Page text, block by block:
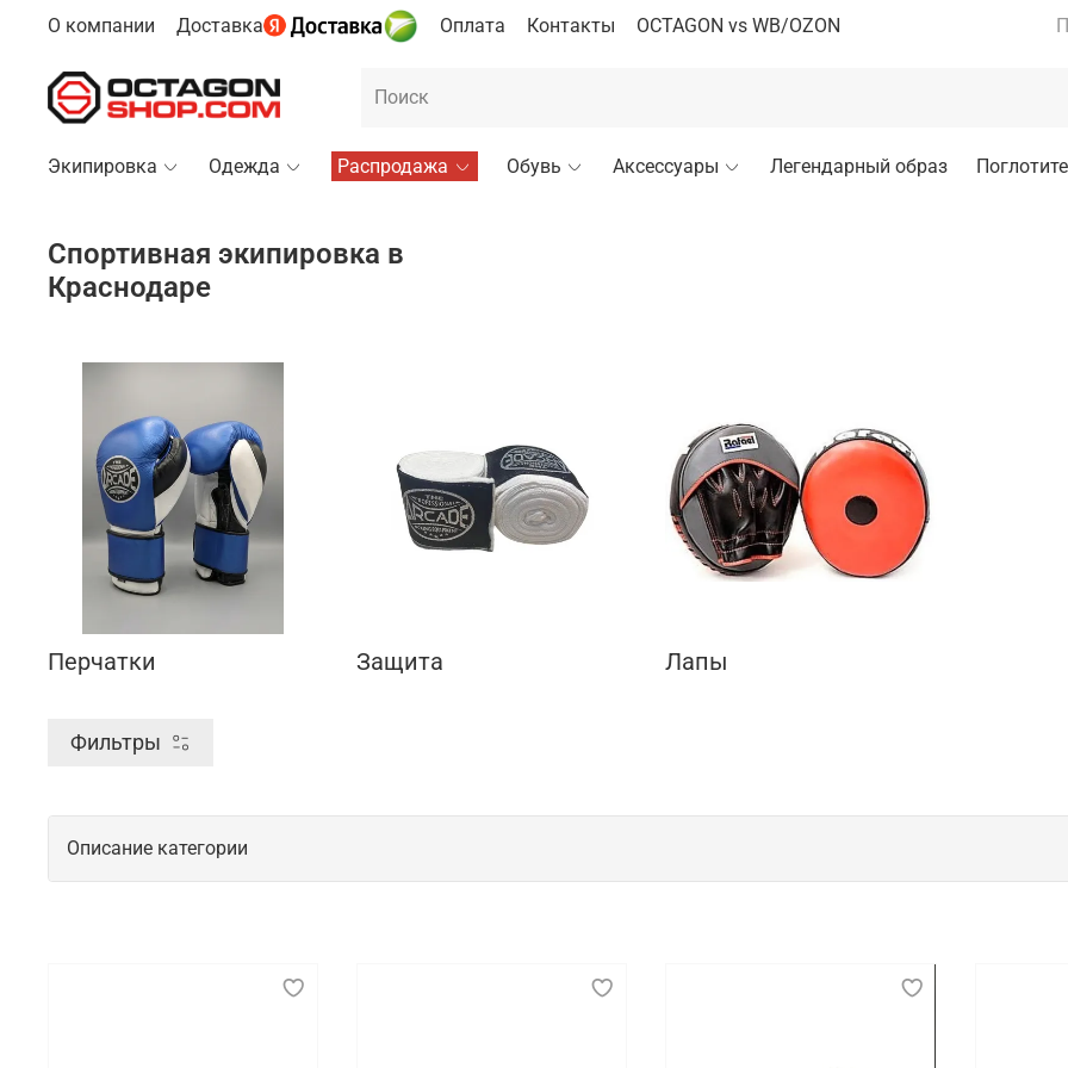
О компании Доставка Оплата Контакты OCTAGON vs WB/OZON
Экипировка Одежда Распродажа Обувь Аксессуары Легендарный образ
Спортивная экипировка в
Краснодаре
Перчатки Защита Лапы
Фильтры
Описание категории
должна быть максимально удобной и функциональной, позволять свободно выполнять различные